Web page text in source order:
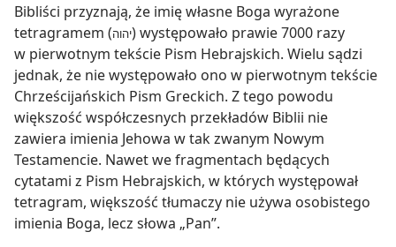
Bibliści przyznają, że imię własne Boga wyrażone
tetragramem (יהוה) występowało prawie 7000 razy
w pierwotnym tekście Pism Hebrajskich. Wielu sądzi
jednak, że nie występowało ono w pierwotnym tekście
Chrześcijańskich Pism Greckich. Z tego powodu
większość współczesnych przekładów Biblii nie
zawiera imienia Jehowa w tak zwanym Nowym
Testamencie. Nawet we fragmentach będących
cytatami z Pism Hebrajskich, w których występował
tetragram, większość tłumaczy nie używa osobistego
imienia Boga, lecz słowa „Pan”.